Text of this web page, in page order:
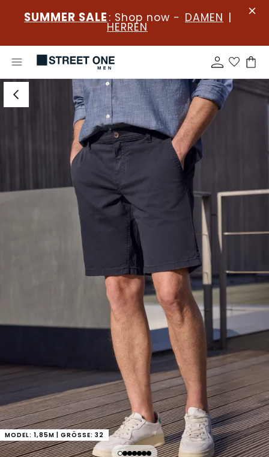
SUMMER SALE : Shop now - DAMEN |
HERREN
MODEL: 1,85M | GRÖSSE: 32